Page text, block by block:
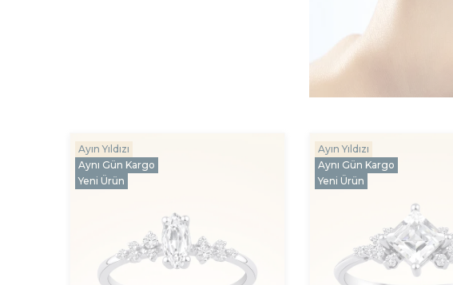
Ayın Yıldızı
Aynı Gün Kargo
Yeni Ürün
Ayın Yıldızı
Aynı Gün Kargo
Yeni Ürün